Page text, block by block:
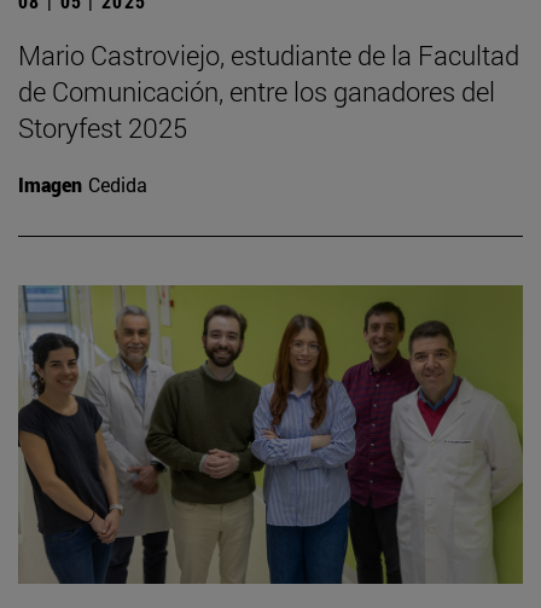
Mario Castroviejo, estudiante de la Facultad
de Comunicación, entre los ganadores del
Storyfest 2025
Imagen Cedida